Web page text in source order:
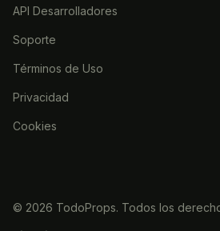
API Desarrolladores
Soporte
Términos de Uso
Privacidad
Cookies
© 2026 TodoProps. Todos los